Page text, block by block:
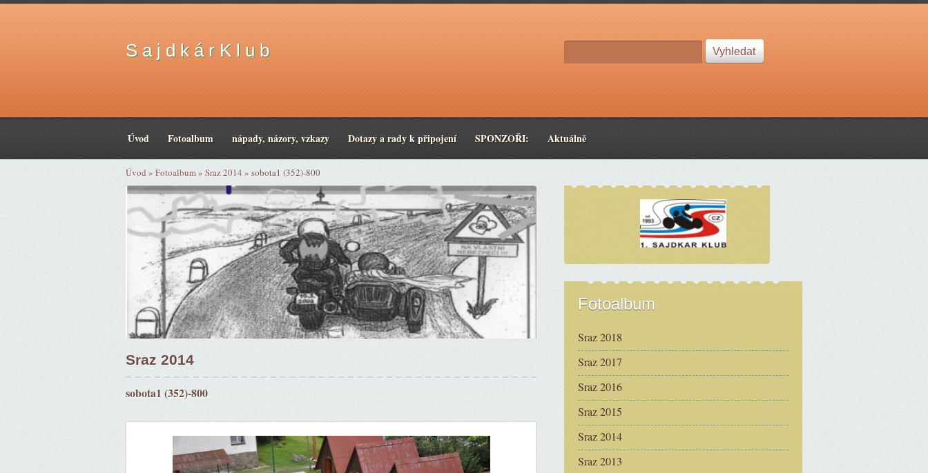
S a j d k á r K l u b
Úvod Fotoalbum nápady, názory, vzkazy Dotazy a rady k připojení SPONZOŘI: Aktuálně
Úvod » Fotoalbum» Sraz 2014» sobota1 (352)-800
Sraz 2014
sobota1 (352)-800
Fotoalbum
Sraz 2018
Sraz 2017
Sraz 2016
Sraz 2015
Sraz 2014
Sraz 2013